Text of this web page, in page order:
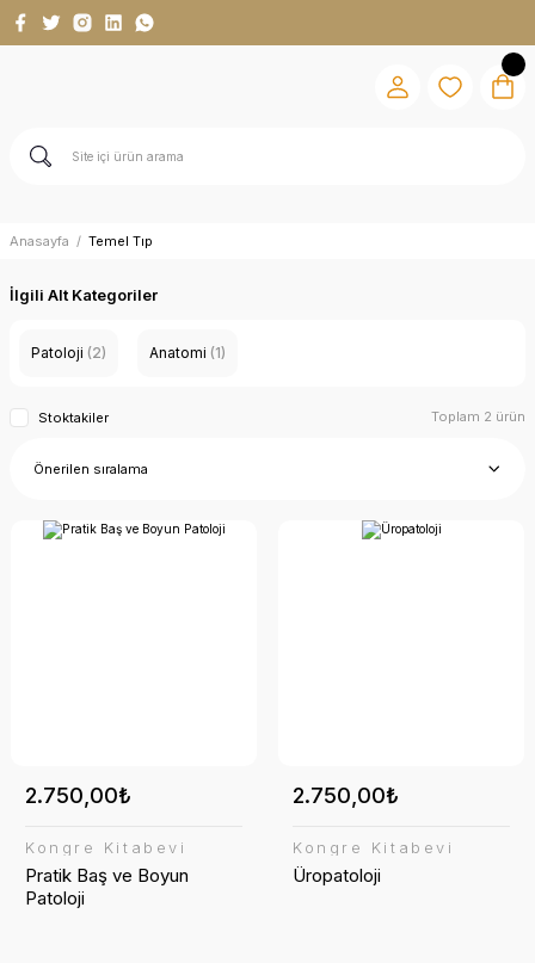
Anasayfa Temel Tıp
İlgili Alt Kategoriler
Patoloji (2) Anatomi (1)
Stoktakiler Toplam 2 ürün
2.750,00₺
Kongre Kitabevi
Pratik Baş ve Boyun
Patoloji
2.750,00₺
Kongre Kitabevi
Üropatoloji